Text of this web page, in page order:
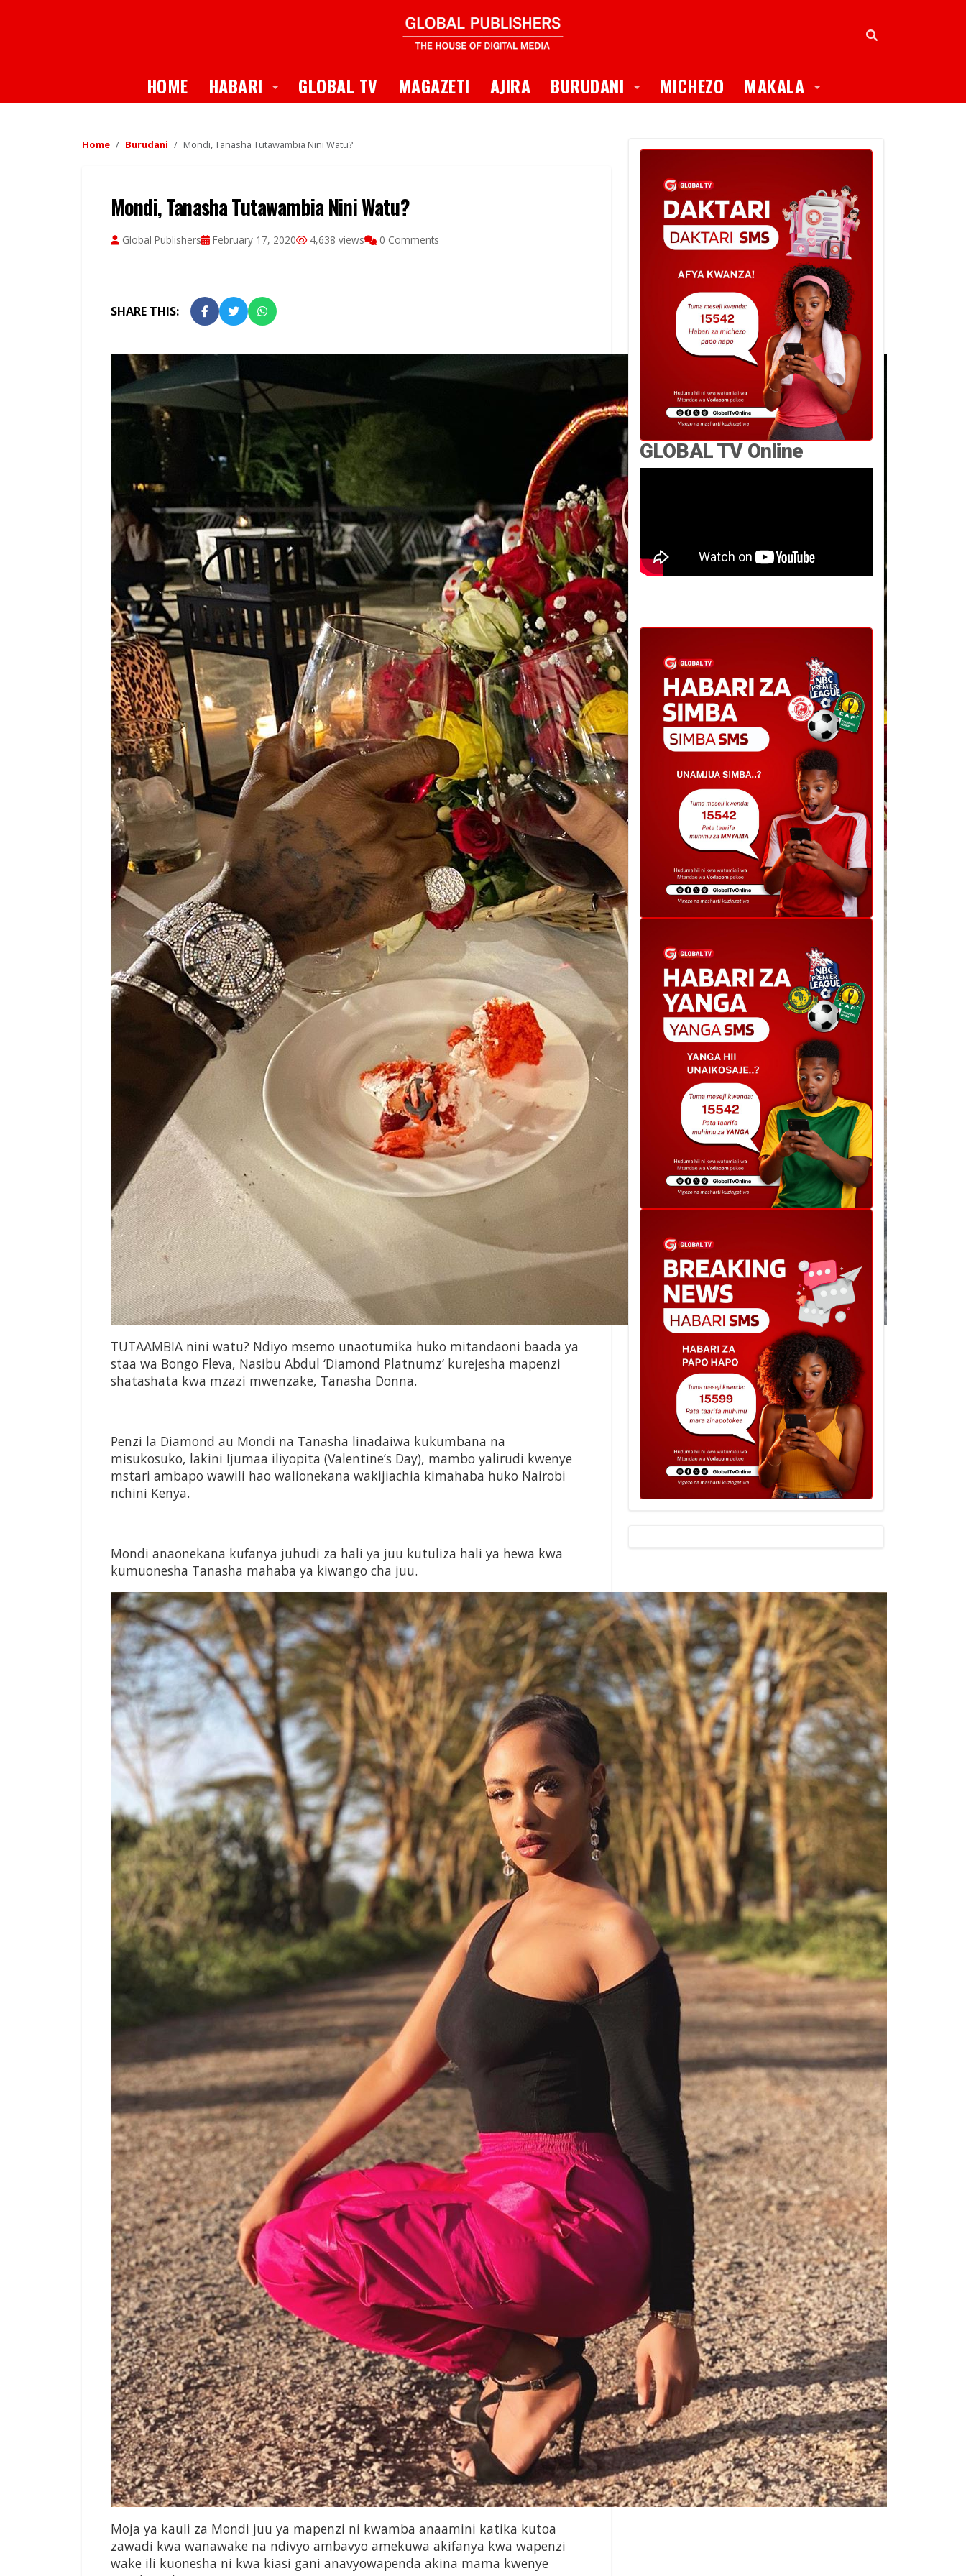
HOME HABARI Toggle Dropdown
GLOBAL TV MAGAZETI AJIRA BURUDANI Toggle Dropdown
MICHEZO MAKALA Toggle Dropdown
Home Burudani Mondi, Tanasha Tutawambia Nini Watu?
Mondi, Tanasha Tutawambia Nini Watu?
Global Publishers February 17, 2020 4,638 views 0 Comments
SHARE THIS:
TUTAAMBIA nini watu? Ndiyo msemo unaotumika huko mitandaoni baada ya
staa wa Bongo Fleva, Nasibu Abdul ‘Diamond Platnumz’ kurejesha mapenzi
shatashata kwa mzazi mwenzake, Tanasha Donna.
Penzi la Diamond au Mondi na Tanasha linadaiwa kukumbana na
misukosuko, lakini Ijumaa iliyopita (Valentine’s Day), mambo yalirudi kwenye
mstari ambapo wawili hao walionekana wakijiachia kimahaba huko Nairobi
nchini Kenya.
Mondi anaonekana kufanya juhudi za hali ya juu kutuliza hali ya hewa kwa
kumuonesha Tanasha mahaba ya kiwango cha juu.
Moja ya kauli za Mondi juu ya mapenzi ni kwamba anaamini katika kutoa
zawadi kwa wanawake na ndivyo ambavyo amekuwa akifanya kwa wapenzi
wake ili kuonesha ni kwa kiasi gani anavyowapenda akina mama kwenye
GLOBAL TV Online